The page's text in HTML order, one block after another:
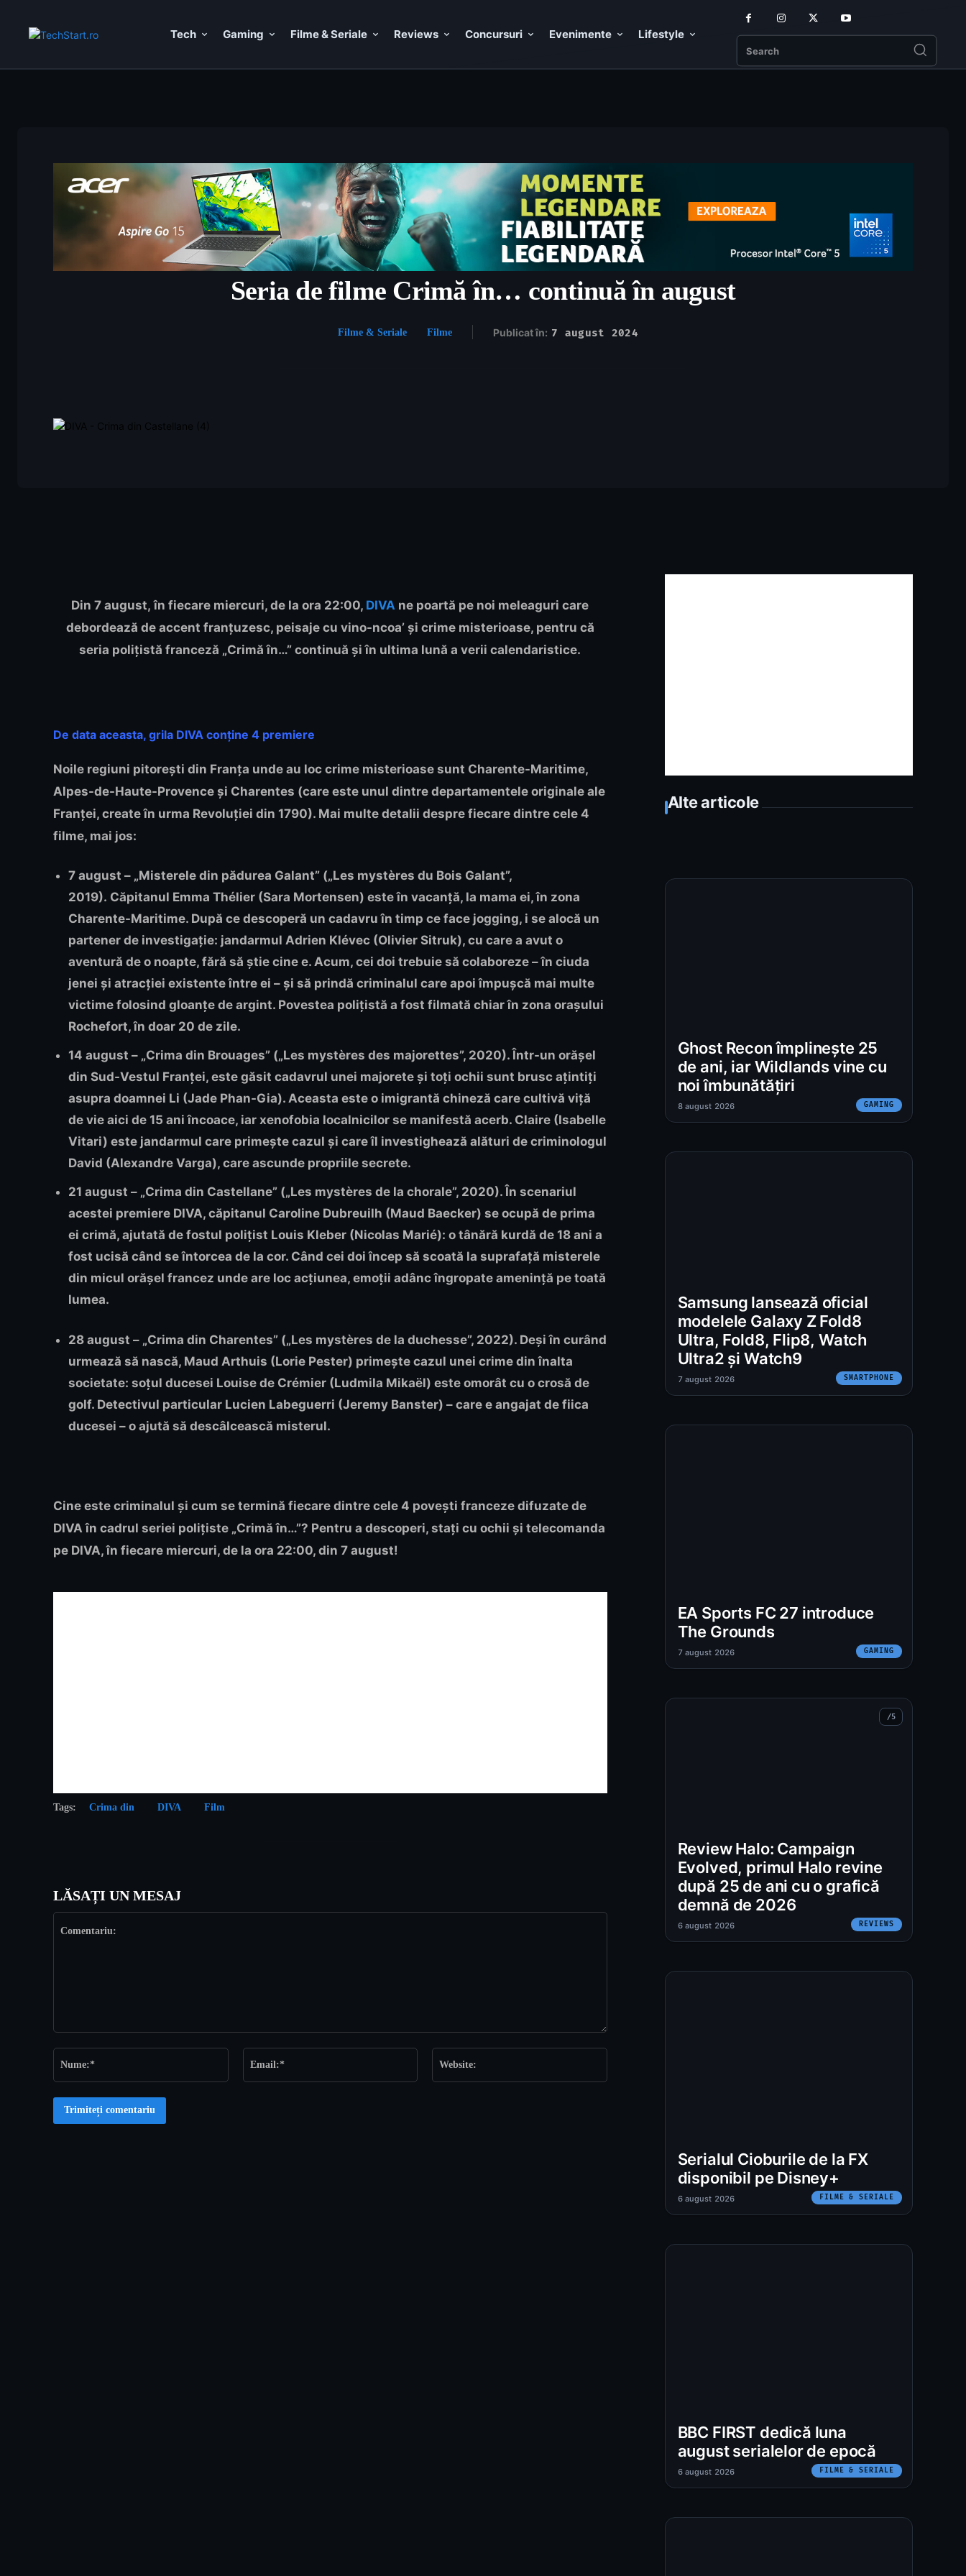
Tech Gaming Filme & Seriale Reviews Concursuri Evenimente Lifestyle
Search
Seria de filme Crimă în… continuă în august
Filme & Seriale Filme Publicat în: 7 august 2024
Din 7 august, în fiecare miercuri, de la ora 22:00, DIVA ne poartă pe noi meleaguri care
debordează de accent franțuzesc, peisaje cu vino-ncoa’ și crime misterioase, pentru că
seria polițistă franceză „Crimă în…” continuă și în ultima lună a verii calendaristice.
De data aceasta, grila DIVA conține 4 premiere
Noile regiuni pitorești din Franța unde au loc crime misterioase sunt Charente-Maritime,
Alpes-de-Haute-Provence și Charentes (care este unul dintre departamentele originale ale
Franței, create în urma Revoluției din 1790). Mai multe detalii despre fiecare dintre cele 4
filme, mai jos:
7 august – „Misterele din pădurea Galant” („Les mystères du Bois Galant”,
2019). Căpitanul Emma Thélier (Sara Mortensen) este în vacanță, la mama ei, în zona
Charente-Maritime. După ce descoperă un cadavru în timp ce face jogging, i se alocă un
partener de investigație: jandarmul Adrien Klévec (Olivier Sitruk), cu care a avut o
aventură de o noapte, fără să știe cine e. Acum, cei doi trebuie să colaboreze – în ciuda
jenei și atracției existente între ei – și să prindă criminalul care apoi împușcă mai multe
victime folosind gloanțe de argint. Povestea polițistă a fost filmată chiar în zona orașului
Rochefort, în doar 20 de zile.
14 august – „Crima din Brouages” („Les mystères des majorettes”, 2020). Într-un orășel
din Sud-Vestul Franței, este găsit cadavrul unei majorete și toți ochii sunt brusc ațintiți
asupra doamnei Li (Jade Phan-Gia). Aceasta este o imigrantă chineză care cultivă viță
de vie aici de 15 ani încoace, iar xenofobia localnicilor se manifestă acerb. Claire (Isabelle
Vitari) este jandarmul care primește cazul și care îl investighează alături de criminologul
David (Alexandre Varga), care ascunde propriile secrete.
21 august – „Crima din Castellane” („Les mystères de la chorale”, 2020). În scenariul
acestei premiere DIVA, căpitanul Caroline Dubreuilh (Maud Baecker) se ocupă de prima
ei crimă, ajutată de fostul polițist Louis Kleber (Nicolas Marié): o tânără kurdă de 18 ani a
fost ucisă când se întorcea de la cor. Când cei doi încep să scoată la suprafață misterele
din micul orășel francez unde are loc acțiunea, emoții adânc îngropate amenință pe toată
lumea.
28 august – „Crima din Charentes” („Les mystères de la duchesse”, 2022). Deși în curând
urmează să nască, Maud Arthuis (Lorie Pester) primește cazul unei crime din înalta
societate: soțul ducesei Louise de Crémier (Ludmila Mikaël) este omorât cu o crosă de
golf. Detectivul particular Lucien Labeguerri (Jeremy Banster) – care e angajat de fiica
ducesei – o ajută să descâlcească misterul.
Cine este criminalul și cum se termină fiecare dintre cele 4 povești franceze difuzate de
DIVA în cadrul seriei polițiste „Crimă în…”? Pentru a descoperi, stați cu ochii și telecomanda
pe DIVA, în fiecare miercuri, de la ora 22:00, din 7 august!
Tags: Crima din DIVA Film
LĂSAȚI UN MESAJ
Alte articole
Ghost Recon împlinește 25
de ani, iar Wildlands vine cu
noi îmbunătățiri
GAMING
8 august 2026
Samsung lansează oficial
modelele Galaxy Z Fold8
Ultra, Fold8, Flip8, Watch
Ultra2 și Watch9
SMARTPHONE
7 august 2026
EA Sports FC 27 introduce
The Grounds
GAMING
7 august 2026
Review Halo: Campaign
Evolved, primul Halo revine
după 25 de ani cu o grafică
demnă de 2026
REVIEWS
6 august 2026
Serialul Cioburile de la FX
disponibil pe Disney+
FILME & SERIALE
6 august 2026
BBC FIRST dedică luna
august serialelor de epocă
FILME & SERIALE
6 august 2026